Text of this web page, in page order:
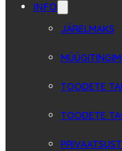
INFO
JÄRELMAKS
TOODETE
TOODETE